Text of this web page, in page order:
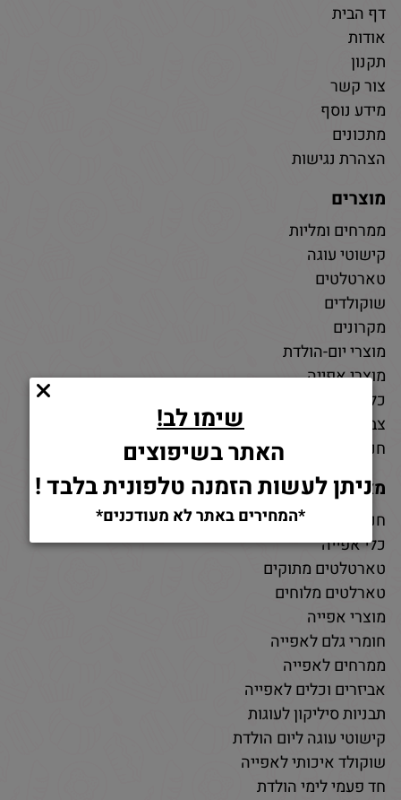
דף הבית
אודות
תקנון
צור קשר
מידע נוסף
מתכונים
הצהרת נגישות
מוצרים
ממרחים ומליות
קישוטי עוגה
טארטלטים
שוקולדים
מקרונים
מוצרי יום-הולדת
מוצרי אפייה
כלי אפייה
צבעי מאכל
חנות חומרי גלם לאפייה
מאמרים
חנות למוצרי אפייה
כלי אפייה
טארטלטים מתוקים
טארלטים מלוחים
מוצרי אפייה
חומרי גלם לאפייה
ממרחים לאפייה
אביזרים וכלים לאפייה
תבניות סיליקון לעוגות
קישוטי עוגה ליום הולדת
שוקולד איכותי לאפייה
חד פעמי לימי הולדת
שימו לב!
האתר בשיפוצים
ניתן לעשות הזמנה טלפונית בלבד !
*המחירים באתר לא מעודכנים*